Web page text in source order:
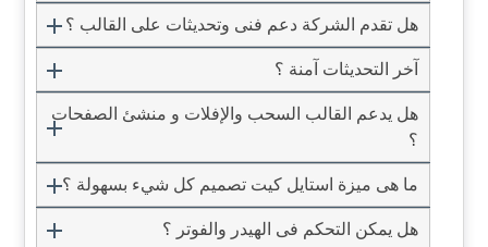
هل تقدم الشركة دعم فنى وتحديثات على القالب ؟
آخر التحديثات آمنة ؟
هل يدعم القالب السحب والإفلات و منشئ الصفحات
؟
ما هى ميزة استايل كيت تصميم كل شيء بسهولة ؟
هل يمكن التحكم فى الهيدر والفوتر ؟